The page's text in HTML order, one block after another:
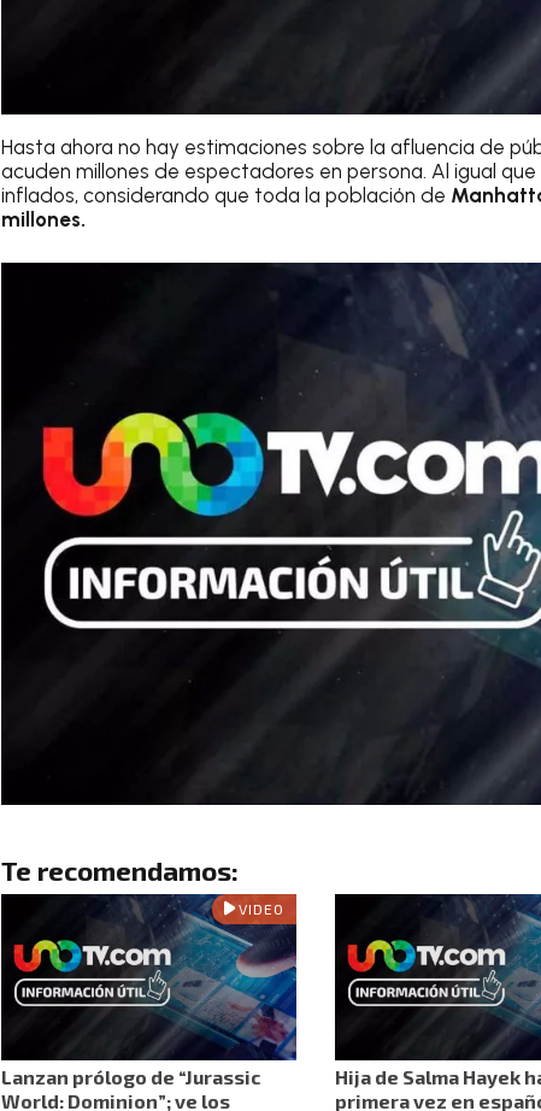
Hasta ahora no hay estimaciones sobre la afluencia de
acuden millones de espectadores en persona. Al igual
inflados, considerando que toda la población de
millones.
Te recomendamos:
VIDEO
Lanzan prólogo de “Jurassic
World: Dominion”; ve los
Hija de Salma Hayek
primera vez en